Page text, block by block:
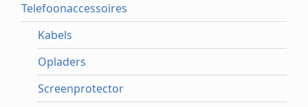
Telefoonaccessoires
Kabels
Opladers
Screenprotector